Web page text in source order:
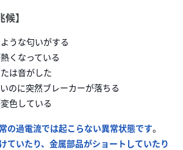
】
うな匂いがする
くなっている
は音がした
のに突然ブレーカーが落ちる
色している
の過電流では起こらない異常状態です。
ていたり、金属部品がショートしていたり